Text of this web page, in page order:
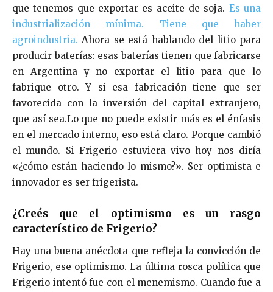
que tenemos que exportar es aceite de soja. Es una
industrialización mínima. Tiene que haber
agroindustria. Ahora se está hablando del litio para
producir baterías: esas baterías tienen que fabricarse
en Argentina y no exportar el litio para que lo
fabrique otro. Y si esa fabricación tiene que ser
favorecida con la inversión del capital extranjero,
que así sea.Lo que no puede existir más es el énfasis
en el mercado interno, eso está claro. Porque cambió
el mundo. Si Frigerio estuviera vivo hoy nos diría
«¿cómo están haciendo lo mismo?». Ser optimista e
innovador es ser frigerista.
¿Creés que el optimismo es un rasgo
característico de Frigerio?
Hay una buena anécdota que refleja la convicción de
Frigerio, ese optimismo. La última rosca política que
Frigerio intentó fue con el menemismo. Cuando fue a